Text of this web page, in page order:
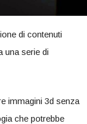
di contenuti
una serie di
immagini 3d senza
che potrebbe